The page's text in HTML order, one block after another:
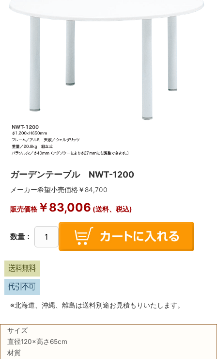
ガーデンテーブル NWT-1200
メーカー希望小売価格￥ 84,700
販売価格￥83,006 (送料、税込)
数量：
※北海道、沖縄、離島は送料別途お見積もりいたします。
サイズ
直径120×高さ65cm
材質